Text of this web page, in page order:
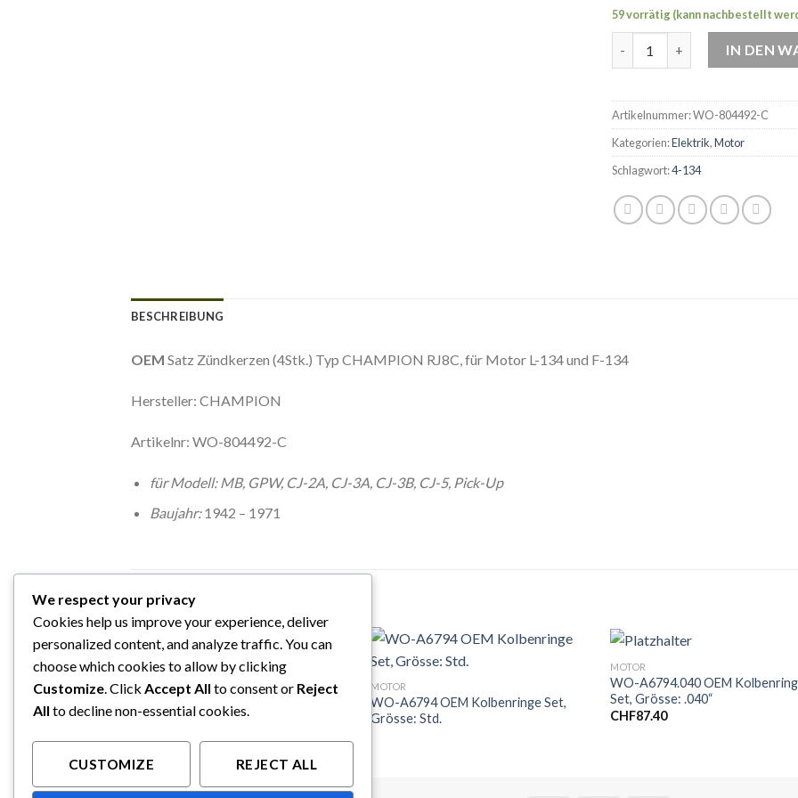
59 vorrätig (kann nachbestellt
IN DEN
Artikelnummer:WO-804492-C
Kategorien:Elektrik,Motor
Schlagwort:4-134
BESCHREIBUNG
OEM Satz Zündkerzen (4Stk.) Typ CHAMPION RJ8C, für Motor L-134 und F-134
Hersteller: CHAMPION
Artikelnr: WO-804492-C
für Modell: MB, GPW, CJ-2A, CJ-3A, CJ-3B, CJ-5, Pick-Up
Baujahr:1942 – 1971
ÄHNLICHE PRODUKTE
MOTOR
WO-632157K Schraubensatz 6-tlg.
Schwungrad-Kurbelwelle
CHF43.70
MOTOR
WO-A6794 OEM Kolbenringe Set,
Grösse: Std.
MOTOR
WO-A6794.040 OEM
Set, Grösse: .040“
CHF87.40
We respect your privacy
Cookies help us improve your experience, deliver
personalized content, and analyze traffic. You can
choose which cookies to allow by clicking
Customize . Click Accept All to consent or Reject
All to decline non-essential cookies.
CUSTOMIZE REJECT ALL